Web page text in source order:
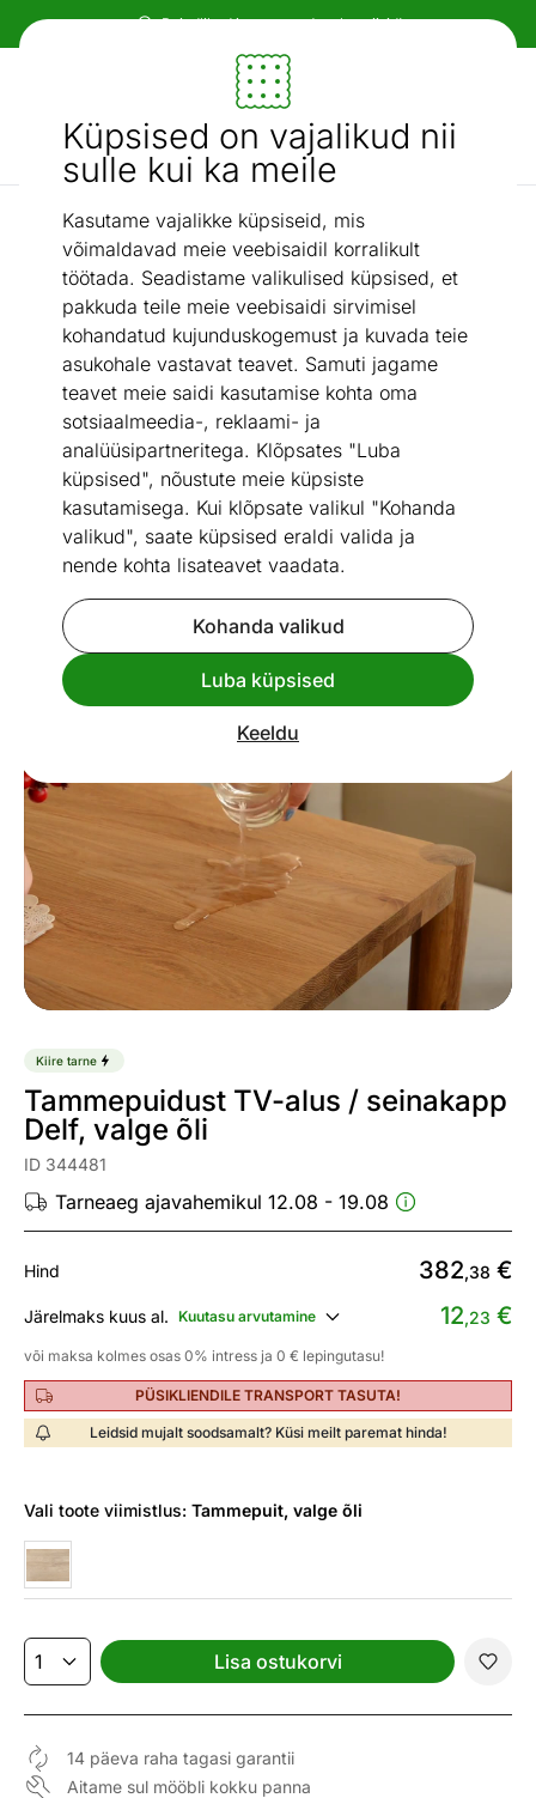
Küpsised on vajalikud nii
sulle kui ka meile
Kasutame vajalikke küpsiseid, mis
võimaldavad meie veebisaidil korralikult
töötada. Seadistame valikulised küpsised, et
pakkuda teile meie veebisaidi sirvimisel
kohandatud kujunduskogemust ja kuvada teie
asukohale vastavat teavet. Samuti jagame
teavet meie saidi kasutamise kohta oma
sotsiaalmeedia-, reklaami- ja
analüüsipartneritega. Klõpsates "Luba
küpsised", nõustute meie küpsiste
kasutamisega. Kui klõpsate valikul "Kohanda
valikud", saate küpsised eraldi valida ja
nende kohta lisateavet vaadata.
Kohanda valikud
Luba küpsised
Keeldu
Paindlikud ja mugavad makseviisid!
Mööbel ja sisustus - ON24
Otsi...
AI otsing
Seinale / Tammepuidust TV-alus / seinakapp Delf, valge õli
Vaata sarnaseid
Kiire tarne
Tammepuidust TV-alus / seinakapp
Delf, valge õli
ID 344481
Tarneaeg ajavahemikul 12.08 - 19.08
Hind 382,38 €
Järelmaks kuus al. Kuutasu arvutamine 12,23 €
või maksa kolmes osas 0% intress ja 0 € lepingutasu!
PÜSIKLIENDILE TRANSPORT TASUTA!
Leidsid mujalt soodsamalt? Küsi meilt paremat hinda!
Vali toote viimistlus: Tammepuit, valge õli
Lisa ostukorvi
14 päeva raha tagasi garantii
Aitame sul mööbli kokku panna